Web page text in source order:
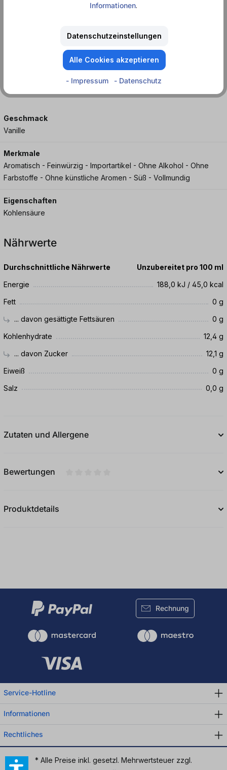
Jetzt A&W Root Beer bequem online bei Dosenmatrosen.de
bestellen und den authentischen USA-Genuss erleben!
Kohlensäurehaltiges Erfrischungsgetränk.
Geschmack
Vanille
Merkmale
Aromatisch - Feinwürzig - Importartikel - Ohne Alkohol - Ohne
Farbstoffe - Ohne künstliche Aromen - Süß - Vollmundig
Eigenschaften
Kohlensäure
Nährwerte
Durchschnittliche Nährwerte
Unzubereitet pro 100 ml
Energie
188,0 kJ / 45,0 kcal
Fett
0 g
... davon gesättigte Fettsäuren
0 g
Kohlenhydrate
12,4 g
... davon Zucker
12,1 g
Eiweiß
0 g
Salz
0,0 g
Zutaten und Allergene
Bewertungen
Produktdetails
Rechnung
Service-Hotline
Informationen
Rechtliches
* Alle Preise inkl. gesetzl. Mehrwertsteuer zzgl.
Informationen.
Datenschutzeinstellungen
Alle Cookies akzeptieren
- Impressum - Datenschutz